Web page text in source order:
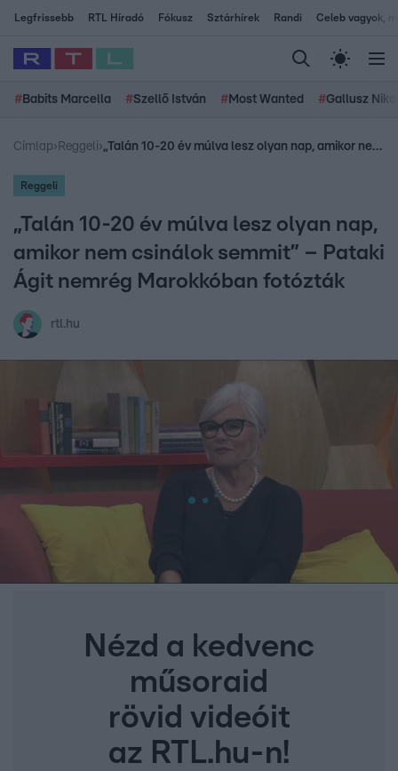
Legfrissebb RTL Híradó Fókusz Sztárhírek Randi Celeb vagyok,
# Babits Marcella #Szellő István # Most Wanted #Gallusz
Címlap› Reggeli› „Talán 10-20 év múlva lesz olyan nap, amikor nem csinálok semmit” – Pataki Ágit nemrég Marokkóban fotózták
Reggeli
„Talán 10-20 év múlva lesz olyan nap,
amikor nem csinálok semmit” – Pataki
Ágit nemrég Marokkóban fotózták
rtl.hu
Nézd a kedvenc
műsoraid
rövid videóit
az RTL.hu-n!